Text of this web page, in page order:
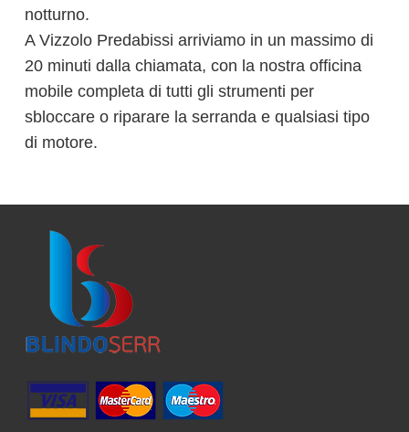
notturno.
A Vizzolo Predabissi arriviamo in un massimo di
20 minuti dalla chiamata, con la nostra officina
mobile completa di tutti gli strumenti per
sbloccare o riparare la serranda e qualsiasi tipo
di motore.